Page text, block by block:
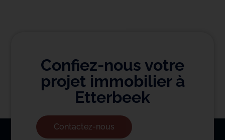
Confiez-nous votre
projet immobilier à
Etterbeek
Contactez-nous